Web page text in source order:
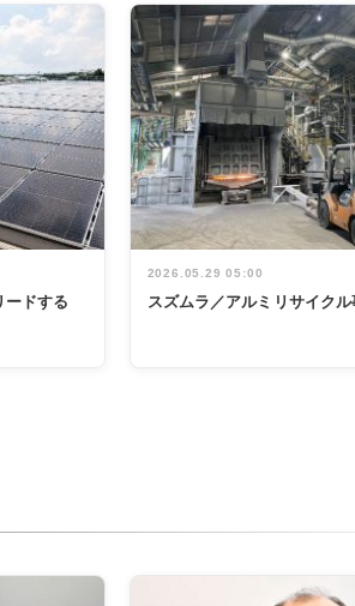
ードする
2026.05.29 05:00
スズムラ／アルミリサイクル